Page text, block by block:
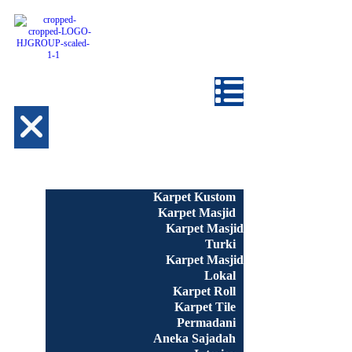
Karpet Kustom
Karpet Masjid
Karpet Masjid
Turki
Karpet Masjid
Lokal
Karpet Roll
Karpet Tile
Permadani
Aneka Sajadah